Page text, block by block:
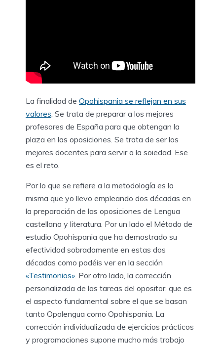
La finalidad de Opohispania se reflejan en sus
valores . Se trata de preparar a los mejores
profesores de España para que obtengan la
plaza en las oposiciones. Se trata de ser los
mejores docentes para servir a la soiedad. Ese
es el reto.
Por lo que se refiere a la metodología es la
misma que yo llevo empleando dos décadas en
la preparación de las oposiciones de Lengua
castellana y literatura. Por un lado el Método de
estudio Opohispania que ha demostrado su
efectividad sobradamente en estas dos
décadas como podéis ver en la sección
«Testimonios» . Por otro lado, la corrección
personalizada de las tareas del opositor, que es
el aspecto fundamental sobre el que se basan
tanto Opolengua como Opohispania. La
corrección individualizada de ejercicios prácticos
y programaciones supone mucho más trabajo